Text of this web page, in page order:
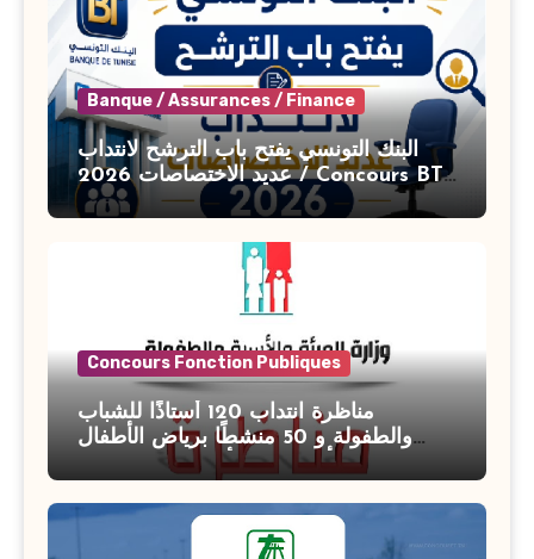
Banque / Assurances / Finance
البنك التونسي يفتح باب الترشح لانتداب
عديد الاختصاصات 2026 / Concours BT
Banque de Tunisie 2026
Concours Fonction Publiques
مناظرة انتداب 120 أستاذًا للشباب
والطفولة و 50 منشطًا برياض الأطفال
بوزارة الأسرة والمرأة والطفولة وكبار
السن آخر أجل للتسجيل : 27 جويلية 2026